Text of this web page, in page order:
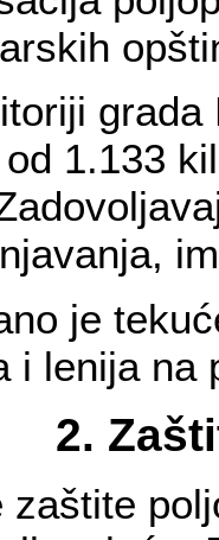
1.133
je
i lenija na
2.
zaštite